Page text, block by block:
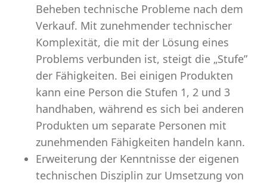
Beheben technische Probleme nach dem
Verkauf. Mit zunehmender technischer
Komplexität, die mit der Lösung eines
Problems verbunden ist, steigt die „Stufe”
der Fähigkeiten. Bei einigen Produkten
kann eine Person die Stufen 1, 2 und 3
handhaben, während es sich bei anderen
Produkten um separate Personen mit
zunehmenden Fähigkeiten handeln kann.
Erweiterung der Kenntnisse der eigenen
technischen Disziplin zur Umsetzung von